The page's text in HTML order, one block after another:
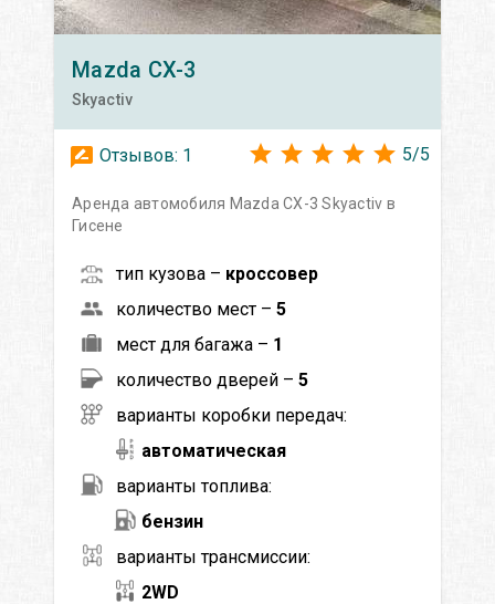
Mazda CX-3
Skyactiv
Отзывов: 1 5/5
Аренда автомобиля Mazda CX-3 Skyactiv в
Гисене
тип кузова – кроссовер
количество мест – 5
мест для багажа – 1
количество дверей – 5
варианты коробки передач:
автоматическая
варианты топлива:
бензин
варианты трансмиссии:
2WD